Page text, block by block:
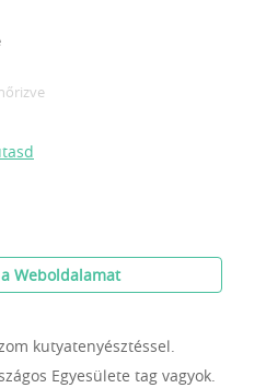
Weboldalamat
kutyatenyésztéssel.
Egyesülete tag vagyok.